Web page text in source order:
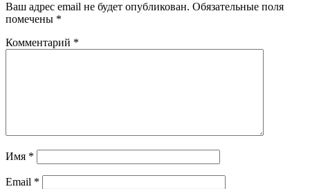
Ваш адрес email не будет опубликован. Обязательные поля
помечены *
Комментарий *
Имя *
Email *